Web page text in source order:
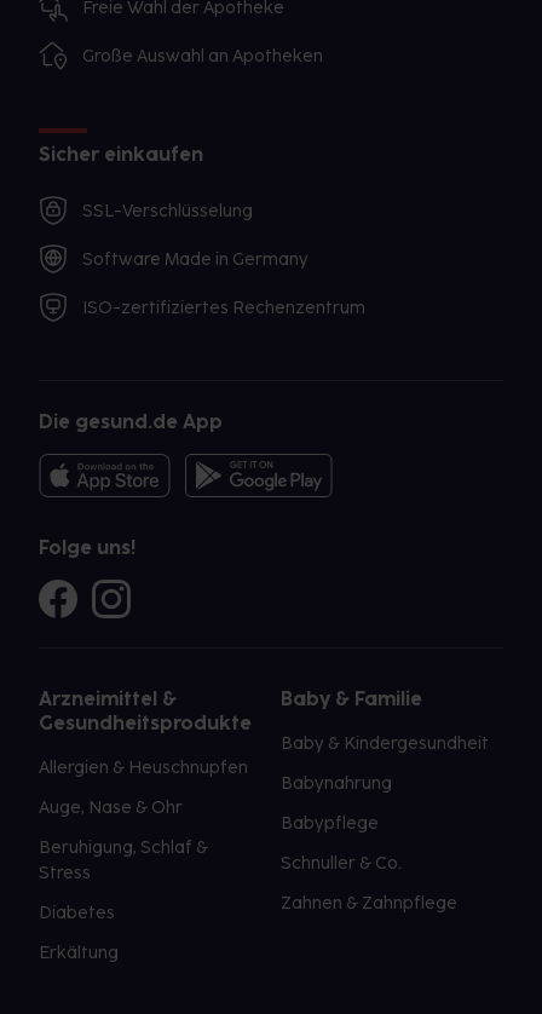
Freie Wahl der Apotheke
Große Auswahl an Apotheken
Sicher einkaufen
SSL-Verschlüsselung
Software Made in Germany
ISO-zertifiziertes Rechenzentrum
Die gesund.de App
Folge uns!
Arzneimittel &
Gesundheitsprodukte
Allergien & Heuschnupfen
Auge, Nase & Ohr
Beruhigung, Schlaf &
Stress
Diabetes
Erkältung
Baby & Familie
Baby & Kindergesundheit
Babynahrung
Babypflege
Schnuller & Co.
Zahnen & Zahnpflege